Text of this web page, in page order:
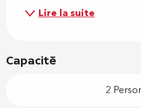
Lire la suite
Capacité
2